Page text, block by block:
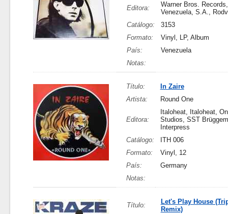
Editora:
Warner Bros.
Venezuela, S.A.,
Catálogo:
3153
Formato:
Vinyl, LP, Album
País:
Venezuela
Notas:
Título:
In Zaire
Artista:
Round One
Editora:
Italoheat, Italoheat,
Studios, SST
Interpress
Catálogo:
ITH 006
Formato:
Vinyl, 12
País:
Germany
Notas:
Título:
Let's Play House
Remix)